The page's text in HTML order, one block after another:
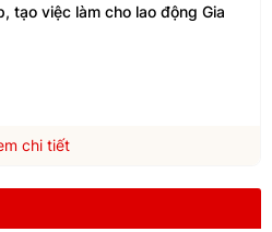
tạo việc làm cho lao động Gia
chi tiết